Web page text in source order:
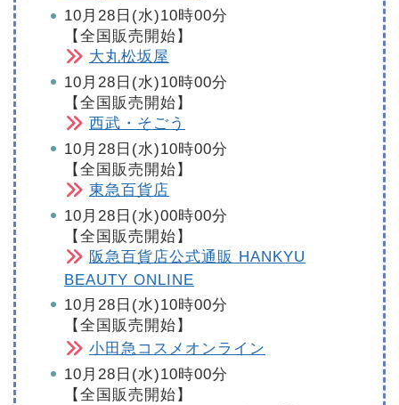
10月28日(水)10時00分
【全国販売開始】
大丸松坂屋
10月28日(水)10時00分
【全国販売開始】
西武・そごう
10月28日(水)10時00分
【全国販売開始】
東急百貨店
10月28日(水)00時00分
【全国販売開始】
阪急百貨店公式通販 HANKYU
BEAUTY ONLINE
10月28日(水)10時00分
【全国販売開始】
小田急コスメオンライン
10月28日(水)10時00分
【全国販売開始】